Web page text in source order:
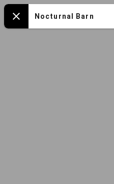
Mapa
español
Nocturnal Barn